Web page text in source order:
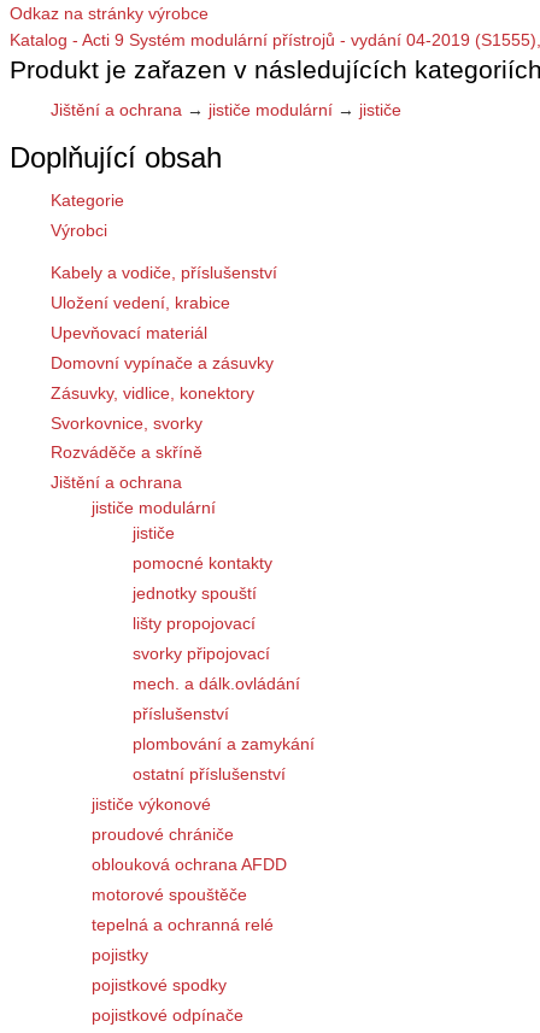
Odkaz na stránky výrobce
Katalog - Acti 9 Systém modulární přístrojů - vydání 04-2019
Produkt je zařazen v následujících
Jištění a ochrana → jističe modulární → jističe
Doplňující obsah
Kategorie
Výrobci
Kabely a vodiče, příslušenství
Uložení vedení, krabice
Upevňovací materiál
Domovní vypínače a zásuvky
Zásuvky, vidlice, konektory
Svorkovnice, svorky
Rozváděče a skříně
Jištění a ochrana
jističe modulární
jističe
pomocné kontakty
jednotky spouští
lišty propojovací
svorky připojovací
mech. a dálk.ovládání
příslušenství
plombování a zamykání
ostatní příslušenství
jističe výkonové
proudové chrániče
oblouková ochrana AFDD
motorové spouštěče
tepelná a ochranná relé
pojistky
pojistkové spodky
pojistkové odpínače